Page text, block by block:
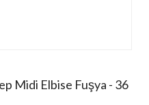
Midi Elbise Fuşya - 36